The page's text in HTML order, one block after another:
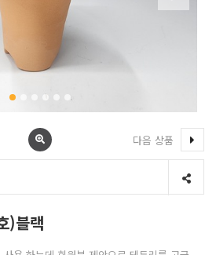
다음 상품
)블랙